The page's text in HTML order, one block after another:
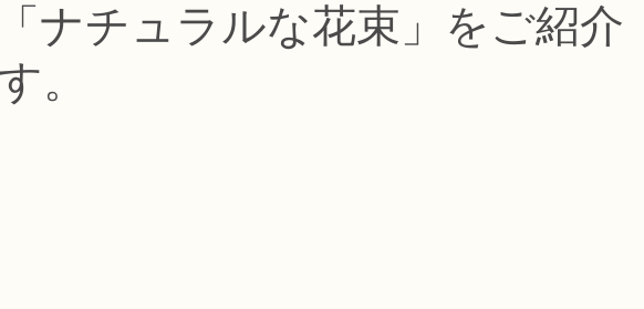
NFDディプロマウエディングコース NFDディプロマプリザーブドフラワーコース
ナチュラルな花束」をご紹介
。